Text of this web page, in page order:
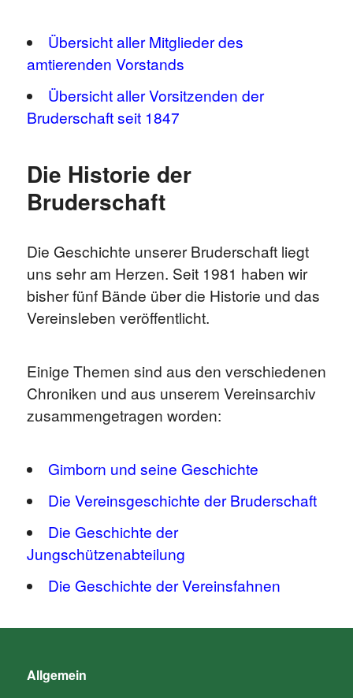
Übersicht aller Mitglieder des
amtierenden Vorstands
Übersicht aller Vorsitzenden der
Bruderschaft seit 1847
Die Historie der
Bruderschaft
Die Geschichte unserer Bruderschaft liegt
uns sehr am Herzen. Seit 1981 haben wir
bisher fünf Bände über die Historie und das
Vereinsleben veröffentlicht.
Einige Themen sind aus den verschiedenen
Chroniken und aus unserem Vereinsarchiv
zusammengetragen worden:
Gimborn und seine Geschichte
Die Vereinsgeschichte der Bruderschaft
Die Geschichte der
Jungschützenabteilung
Die Geschichte der Vereinsfahnen
Allgemein